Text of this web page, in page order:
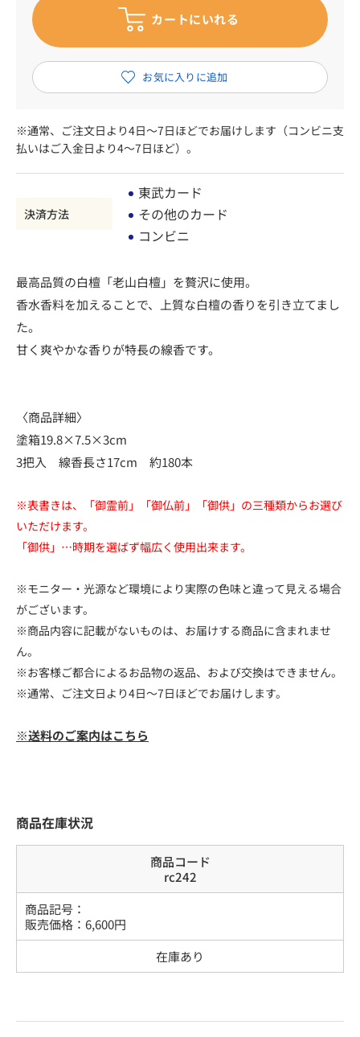
※通常、ご注文日より4日～7日ほどでお届けします（コンビニ支
払いはご入金日より4～7日ほど）。
決済方法
東武カード
その他のカード
コンビニ
最高品質の白檀「老山白檀」を贅沢に使用。
香水香料を加えることで、上質な白檀の香りを引き立てまし
た。
甘く爽やかな香りが特長の線香です。
〈商品詳細〉
塗箱19.8×7.5×3cm
3把入 線香長さ17cm 約180本
※表書きは、「御霊前」「御仏前」「御供」の三種類からお選び
いただけます。
「御供」…時期を選ばず幅広く使用出来ます。
※モニター・光源など環境により実際の色味と違って見える場合
がございます。
※商品内容に記載がないものは、お届けする商品に含まれませ
ん。
※お客様ご都合によるお品物の返品、および交換はできません。
※通常、ご注文日より4日～7日ほどでお届けします。
※送料のご案内はこちら
商品在庫状況
商品コード
rc242
商品記号：
販売価格： 6,600円
在庫あり